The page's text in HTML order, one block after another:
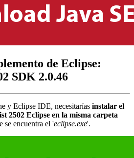
de Eclipse:
SDK 2.0.46
y Eclipse IDE, necesitarías instalar el
2502 Eclipse en la misma carpeta
se encuentra el 'eclipse.exe'.